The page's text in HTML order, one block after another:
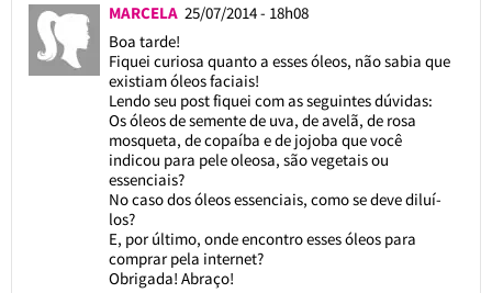
MARCELA 25/07/2014 - 18h08
Boa tarde!
Fiquei curiosa quanto a esses óleos, não sabia que
existiam óleos faciais!
Lendo seu post fiquei com as seguintes dúvidas:
Os óleos de semente de uva, de avelã, de rosa
mosqueta, de copaíba e de jojoba que você
indicou para pele oleosa, são vegetais ou
essenciais?
No caso dos óleos essenciais, como se deve diluí-
los?
E, por último, onde encontro esses óleos para
comprar pela internet?
Obrigada! Abraço!